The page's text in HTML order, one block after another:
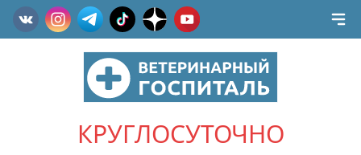
КРУГЛОСУТОЧНО